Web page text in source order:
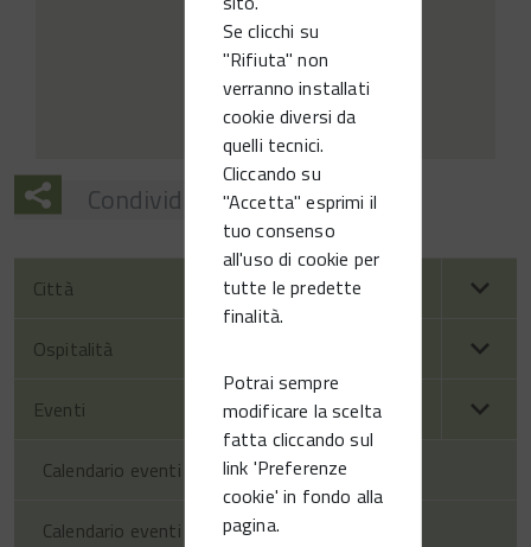
Se clicchi su
"Rifiuta" non
verranno installati
cookie diversi da
quelli tecnici.
Cliccando su
"Accetta" esprimi il
tuo consenso
all'uso di cookie per
tutte le predette
finalità.
Potrai sempre
modificare la scelta
fatta cliccando sul
link 'Preferenze
cookie' in fondo alla
pagina.
Condividi
Città
Ospitalità
Eventi
Calendario eventi territorio
Calendario eventi Vittorio Veneto